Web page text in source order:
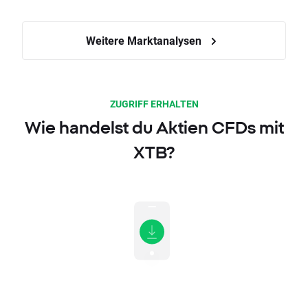
Weitere Marktanalysen
ZUGRIFF ERHALTEN
Wie handelst du Aktien CFDs mit
XTB?